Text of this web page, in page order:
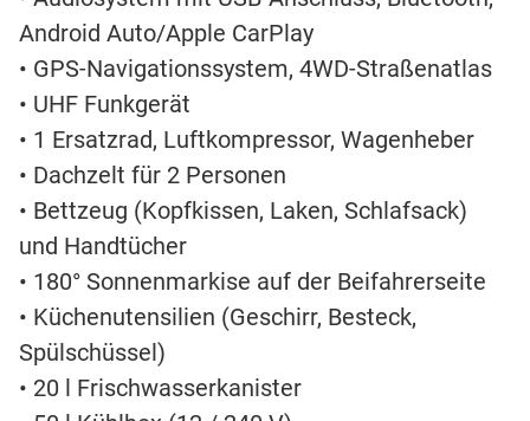
Android Auto/Apple CarPlay
• GPS-Navigationssystem, 4WD-Straßenatlas
• UHF Funkgerät
• 1 Ersatzrad, Luftkompressor, Wagenheber
• Dachzelt für 2 Personen
• Bettzeug (Kopfkissen, Laken, Schlafsack)
und Handtücher
• 180° Sonnenmarkise auf der Beifahrerseite
• Küchenutensilien (Geschirr, Besteck,
Spülschüssel)
• 20 l Frischwasserkanister